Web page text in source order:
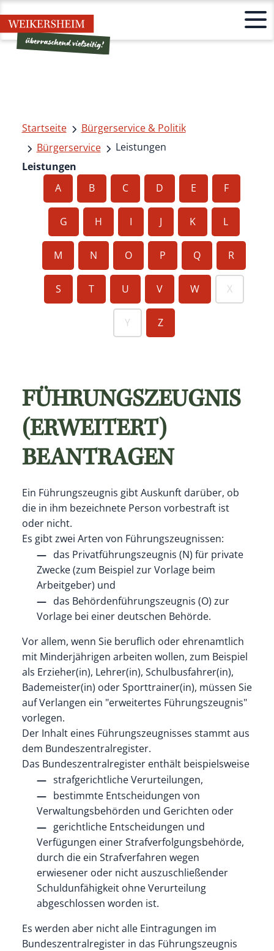
Startseite
Bürgerservice & Politik
Bürgerservice
Leistungen
Leistungen
A
B C D E F
G H I J K L
M N O P Q R
S T U V W X
Y Z
FÜHRUNGSZEUGNIS
(ERWEITERT)
BEANTRAGEN
Ein Führungszeugnis gibt Auskunft darüber, ob
die in ihm bezeichnete Person vorbestraft ist
oder nicht.
Es gibt zwei Arten von Führungszeugnissen:
das Privatführungszeugnis (N) für private
Zwecke(zum Beispiel zur Vorlage beim
Arbeitgeber) und
das Behördenführungszeugnis (O) zur
Vorlage bei einer deutschen Behörde.
Vor allem, wenn Sie beruflich oder ehrenamtlich
mit Minderjährigen arbeiten wollen, zum Beispiel
als Erzieher(in), Lehrer(in), Schulbusfahrer(in),
Bademeister(in) oder Sporttrainer(in), müssen Sie
auf Verlangen ein "erweitertes Führungszeugnis"
vorlegen.
Der Inhalt eines Führungszeugnisses stammt aus
dem Bundeszentralregister.
Das Bundeszentralregister enthält beispielsweise
strafgerichtliche Verurteilungen,
bestimmte Entscheidungen von
Verwaltungsbehörden und Gerichten oder
gerichtliche Entscheidungen und
Verfügungen einer Strafverfolgungsbehörde,
durch die ein Strafverfahren wegen
erwiesener oder nicht auszuschließender
Schuldunfähigkeit ohne Verurteilung
abgeschlossen worden ist.
Es werden aber nicht alle Eintragungen im
Bundeszentralregister in das Führungszeugnis